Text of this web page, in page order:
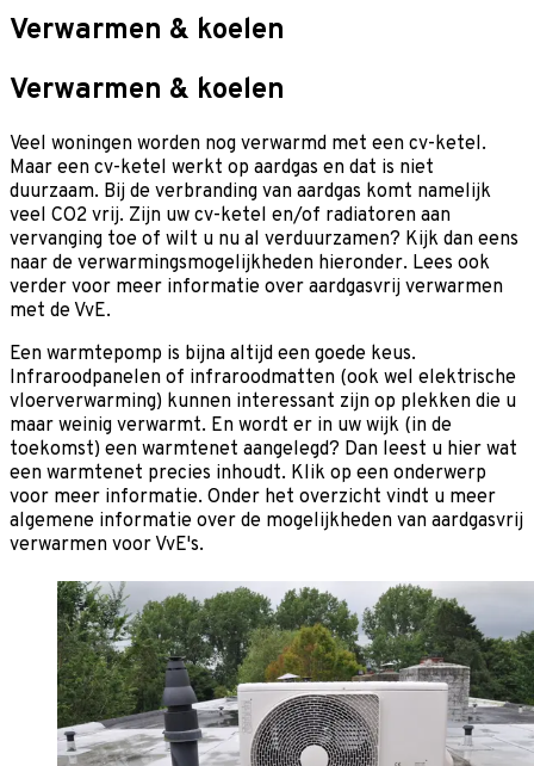
Verwarmen & koelen
Verwarmen & koelen
Veel woningen worden nog verwarmd met een cv-ketel.
Maar een cv-ketel werkt op aardgas en dat is niet
duurzaam. Bij de verbranding van aardgas komt namelijk
veel CO2 vrij. Zijn uw cv-ketel en/of radiatoren aan
vervanging toe of wilt u nu al verduurzamen? Kijk dan eens
naar de verwarmingsmogelijkheden hieronder. Lees ook
verder voor meer informatie over aardgasvrij verwarmen
met de VvE.
Een warmtepomp is bijna altijd een goede keus.
Infraroodpanelen of infraroodmatten (ook wel elektrische
vloerverwarming) kunnen interessant zijn op plekken die u
maar weinig verwarmt. En wordt er in uw wijk (in de
toekomst) een warmtenet aangelegd? Dan leest u hier wat
een warmtenet precies inhoudt. Klik op een onderwerp
voor meer informatie. Onder het overzicht vindt u meer
algemene informatie over de mogelijkheden van aardgasvrij
verwarmen voor VvE's.